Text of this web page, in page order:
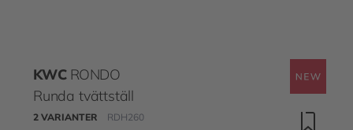
KWC RONDO
Runda tvättställ
2 VARIANTER RDH260